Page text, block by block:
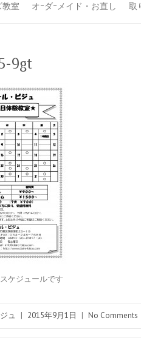
教室 オｰダｰメイド・お直し 取
9gt
ケジュールです
ュ | 2015年9月1日 | No Comments